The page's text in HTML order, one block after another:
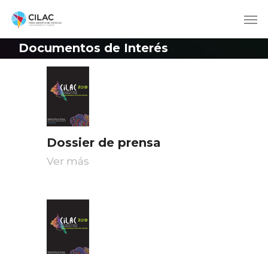
Documentos de Interés
Dossier de prensa
Ver más